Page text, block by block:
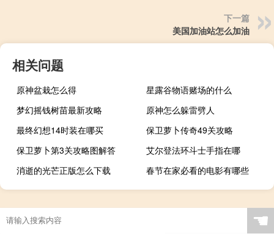
下一篇
美国加油站怎么加油
相关问题
原神盆栽怎么得
星露谷物语赌场的什么
梦幻摇钱树苗最新攻略
原神怎么躲雷劈人
最终幻想14时装在哪买
保卫萝卜传奇49关攻略
保卫萝卜第3关攻略图解答
艾尔登法环斗士手指在哪
消逝的光芒正版怎么下载
春节在家必看的电影有哪些
☚